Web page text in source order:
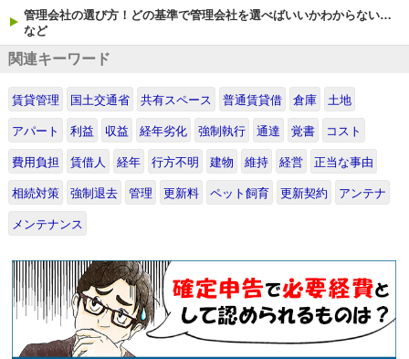
管理会社の選び方！どの基準で管理会社を選べばいいかわからない…
など
関連キーワード
賃貸管理 国土交通省 共有スペース 普通賃貸借 倉庫 土地
アパート 利益 収益 経年劣化 強制執行 通達 覚書 コスト
費用負担 賃借人 経年 行方不明 建物 維持 経営 正当な事由
相続対策 強制退去 管理 更新料 ペット飼育 更新契約 アンテナ
メンテナンス